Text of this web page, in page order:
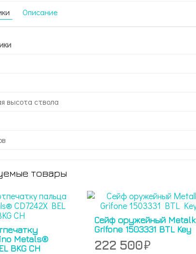
Описание
высота ствола
товары
Metals®
BKG CH
Сейф оружейный Metalk
Grifone 1503331 BTL Key
222 500